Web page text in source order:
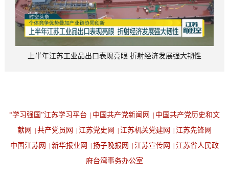
上半年江苏工业品出口表现亮眼 折射经济发展强大韧性
“学习强国”江苏学习平台 中国共产党新闻网
中国共产党历史和文
献网
共产党员网 江苏党史网 江苏机关党建网
江苏先锋网
中国江苏网
新华报业网 扬子晚报网 江苏宣传网
江苏省人民政
府台湾事务办公室